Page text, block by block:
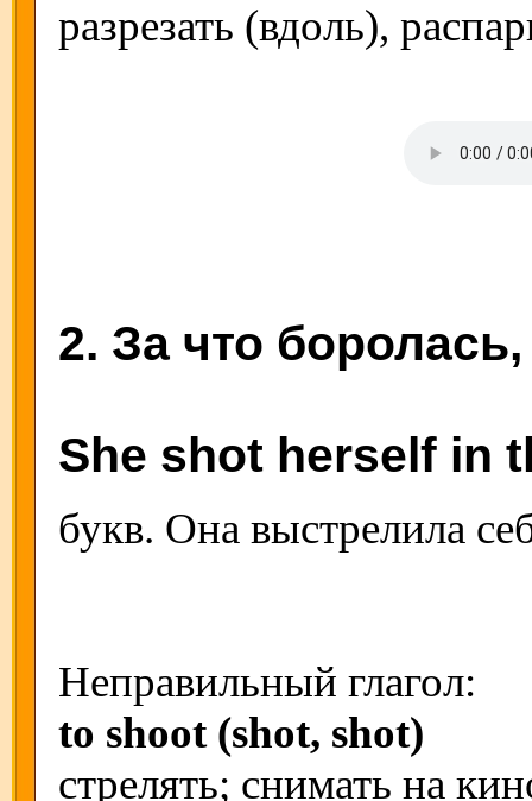
разрезать (вдоль),
2. За что
She shot herself in
букв. Она выстрелила
Неправильный глагол:
to shoot (shot, shot)
стрелять; снимать на